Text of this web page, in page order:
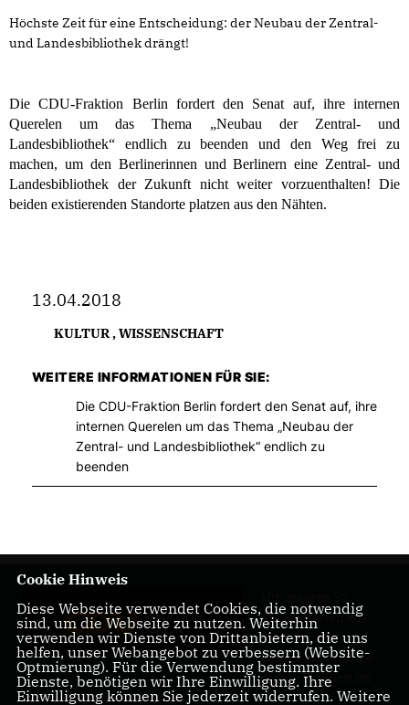
Höchste Zeit für eine Entscheidung: der Neubau der Zentral-
und Landesbibliothek drängt!
Die CDU-Fraktion Berlin fordert den Senat auf, ihre internen
Querelen um das Thema „Neubau der Zentral- und
Landesbibliothek“ endlich zu beenden und den Weg frei zu
machen, um den Berlinerinnen und Berlinern eine Zentral- und
Landesbibliothek der Zukunft nicht weiter vorzuenthalten! Die
beiden existierenden Standorte platzen aus den Nähten.
13.04.2018
KULTUR,WISSENSCHAFT
WEITERE INFORMATIONEN FÜR SIE:
Die CDU-Fraktion Berlin fordert den Senat auf, ihre
internen Querelen um das Thema „Neubau der
Zentral- und Landesbibliothek“ endlich zu
beenden
Abgeordneten aus
allen Bezirken
Berlins sind wir die
größte Fraktion im
Berliner Abgeordnetenhaus.
Cookie Hinweis
Diese Webseite verwendet Cookies, die notwendig
sind, um die Webseite zu nutzen. Weiterhin
verwenden wir Dienste von Drittanbietern, die uns
helfen, unser Webangebot zu verbessern (Website-
Optmierung). Für die Verwendung bestimmter
Dienste, benötigen wir Ihre Einwilligung. Ihre
Einwilligung können Sie jederzeit widerrufen. Weitere